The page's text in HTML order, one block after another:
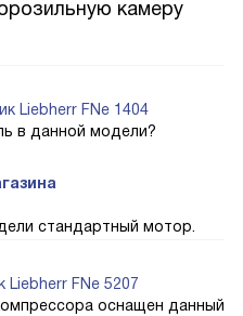
камеру
Liebherr FNe 1404
в данной модели?
стандартный мотор.
Liebherr FNe 5207
оснащен данный